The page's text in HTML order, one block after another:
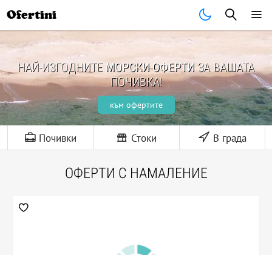
Ofertini
НАЙ-ИЗГОДНИТЕ МОРСКИ ОФЕРТИЗА ВАШАТА
ПОЧИВКА!
към офертите
Почивки Стоки В града
ОФЕРТИ С НАМАЛЕНИЕ